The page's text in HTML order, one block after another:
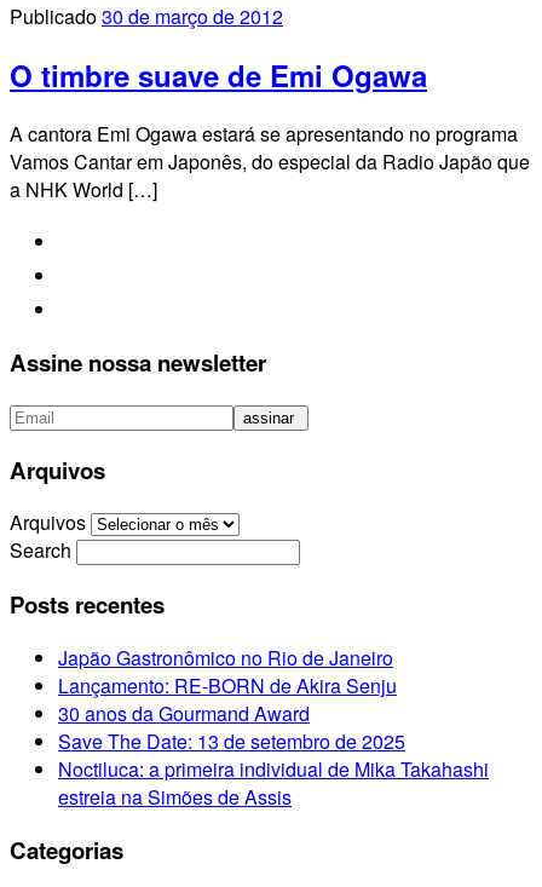
Publicado30 de março de 2012
O timbre suave de Emi Ogawa
A cantora Emi Ogawa estará se apresentando no programa
Vamos Cantar em Japonês, do especial da Radio Japão que
a NHK World […]
Assine nossa newsletter
Arquivos
Arquivos
Search
Posts recentes
Japão Gastronômico no Rio de Janeiro
Lançamento: RE-BORN de Akira Senju
30 anos da Gourmand Award
Save The Date: 13 de setembro de 2025
Noctiluca: a primeira individual de Mika Takahashi
estreia na Simões de Assis
Categorias